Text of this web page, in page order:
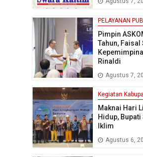
PELAYANAN
Pimpin
Tahun, Faisal
Rinaldi
Agustus 7,
Kegiatan
Maknai Hari
Hidup,
Iklim
Agustus 6,